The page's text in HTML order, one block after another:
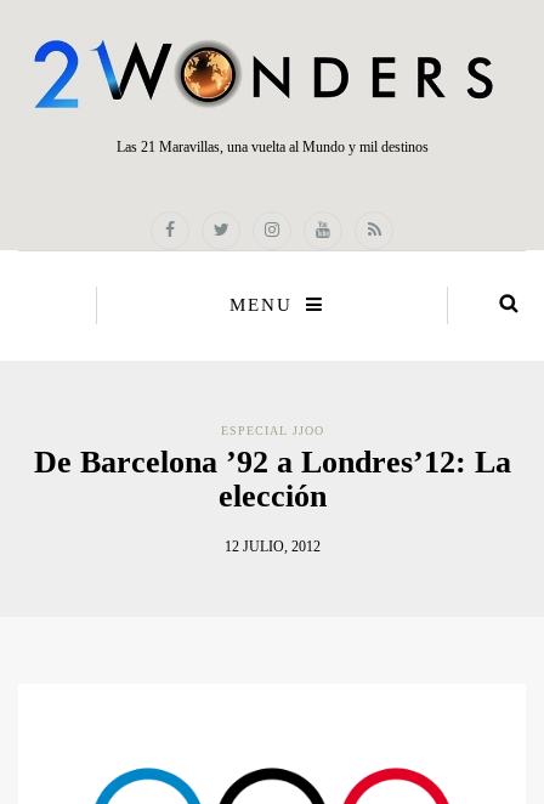
Las 21 Maravillas, una vuelta al Mundo y mil destinos
MENU
ESPECIAL JJOO
De Barcelona ’92 a Londres’12: La
elección
12 JULIO, 2012